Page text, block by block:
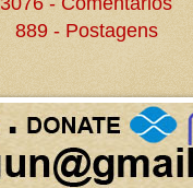
889 - Postagens